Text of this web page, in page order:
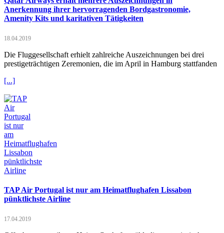
Anerkennung ihrer hervorragenden Bordgastronomie,
Amenity Kits und karitativen Tätigkeiten
18.04.2019
Die Fluggesellschaft erhielt zahlreiche Auszeichnungen bei drei
prestigeträchtigen Zeremonien, die im April in Hamburg stattfanden
[...]
TAP Air Portugal ist nur am Heimatflughafen Lissabon
pünktlichste Airline
17.04.2019